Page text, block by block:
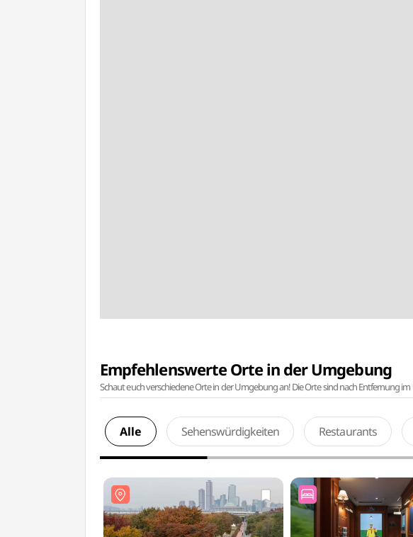
Empfehlenswerte Orte in der Umgebung
Schaut euch verschiedene Orte in der Umgebung an! Die Orte sind nach Entfernung
Alle Sehenswürdigkeiten Restaurants